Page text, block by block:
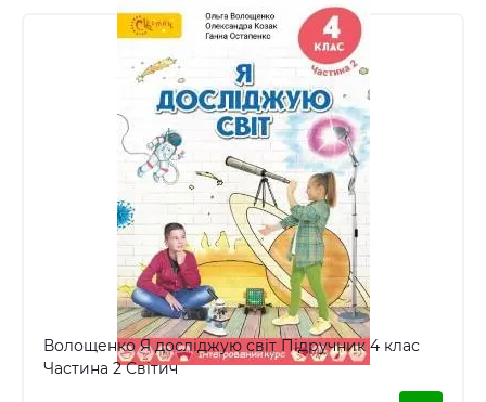
Волощенко Я досліджую світ Підручник 4 клас
Частина 2 Світич